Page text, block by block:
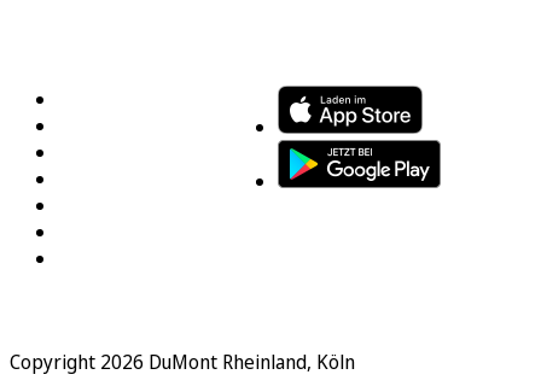
Copyright 2026 DuMont Rheinland, Köln